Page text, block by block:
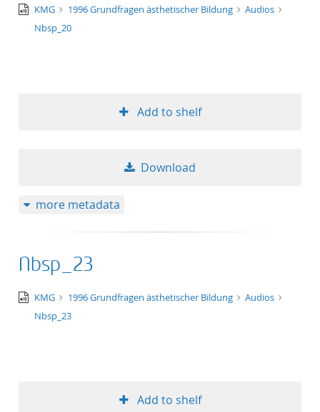
audio/x-
wav
KMG 1996 Grundfragen ästhetischer Bildung
Audios
Nbsp_20
Add to shelf
Download
more metadata
Nbsp_23
audio/x-
wav
KMG 1996 Grundfragen ästhetischer Bildung
Audios
Nbsp_23
Add to shelf